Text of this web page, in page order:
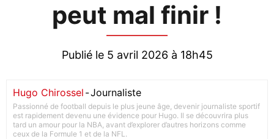
peut mal finir !
Publié le 5 avril 2026 à 18h45
Hugo Chirossel -Journaliste
Passionné de football depuis le plus jeune âge, devenir journaliste sportif
est rapidement devenu une évidence pour Hugo. Il se découvrira plus
tard un amour pour la NBA, avant d’explorer d’autres horizons comme
ceux de la Formule 1 et de la NFL.